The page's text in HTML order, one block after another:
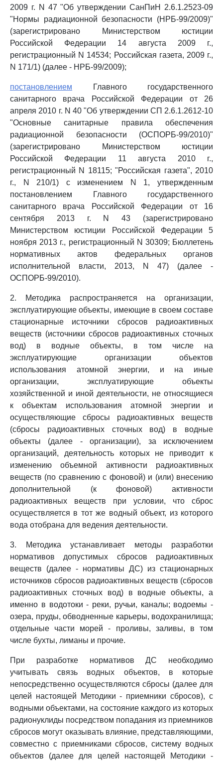
2009 г. N 47 "Об утверждении СанПиН 2.6.1.2523-09
"Нормы радиационной безопасности (НРБ-99/2009)"
(зарегистрировано Министерством юстиции
Российской Федерации 14 августа 2009 г.,
регистрационный N 14534; Российская газета, 2009 г.,
N 171/1) (далее - НРБ-99/2009);
постановлением Главного государственного
санитарного врача Российской Федерации от 26
апреля 2010 г. N 40 "Об утверждении СП 2.6.1.2612-10
"Основные санитарные правила обеспечения
радиационной безопасности (ОСПОРБ-99/2010)"
(зарегистрировано Министерством юстиции
Российской Федерации 11 августа 2010 г.,
регистрационный N 18115; "Российская газета", 2010
г., N 210/1) с изменением N 1, утвержденным
постановлением Главного государственного
санитарного врача Российской Федерации от 16
сентября 2013 г. N 43 (зарегистрировано
Министерством юстиции Российской Федерации 5
ноября 2013 г., регистрационный N 30309; Бюллетень
нормативных актов федеральных органов
исполнительной власти, 2013, N 47) (далее -
ОСПОРБ-99/2010).
2. Методика распространяется на организации,
эксплуатирующие объекты, имеющие в своем составе
стационарные источники сбросов радиоактивных
веществ (источники сбросов радиоактивных сточных
вод) в водные объекты, в том числе на
эксплуатирующие организации объектов
использования атомной энергии, и на иные
организации, эксплуатирующие объекты
хозяйственной и иной деятельности, не относящиеся
к объектам использования атомной энергии и
осуществляющие сбросы радиоактивных веществ
(сбросы радиоактивных сточных вод) в водные
объекты (далее - организации), за исключением
организаций, деятельность которых не приводит к
изменению объемной активности радиоактивных
веществ (по сравнению с фоновой) и (или) внесению
дополнительной (к фоновой) активности
радиоактивных веществ при условии, что сброс
осуществляется в тот же водный объект, из которого
вода отобрана для ведения деятельности.
3. Методика устанавливает методы разработки
нормативов допустимых сбросов радиоактивных
веществ (далее - нормативы ДС) из стационарных
источников сбросов радиоактивных веществ (сбросов
радиоактивных сточных вод) в водные объекты, а
именно в водотоки - реки, ручьи, каналы; водоемы -
озера, пруды, обводненные карьеры, водохранилища;
отдельные части морей - проливы, заливы, в том
числе бухты, лиманы и прочие.
При разработке нормативов ДС необходимо
учитывать связь водных объектов, в которые
непосредственно осуществляются сбросы (далее для
целей настоящей Методики - приемники сбросов), с
водными объектами, на состояние каждого из которых
радионуклиды посредством попадания из приемников
сбросов могут оказывать влияние, представляющими,
совместно с приемниками сбросов, систему водных
объектов (далее для целей настоящей Методики -